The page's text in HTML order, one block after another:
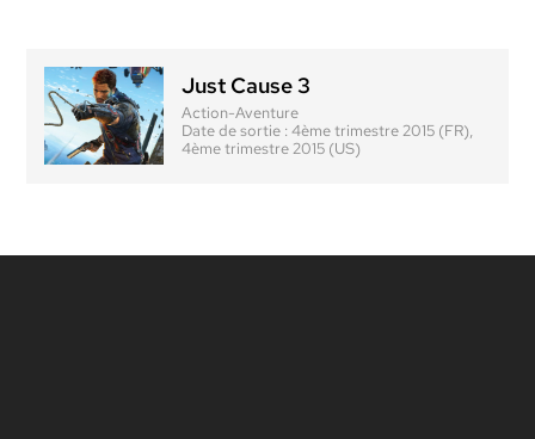
Just Cause 3
Action-Aventure
Date de sortie :4ème trimestre 2015 (FR),
4ème trimestre 2015 (US)